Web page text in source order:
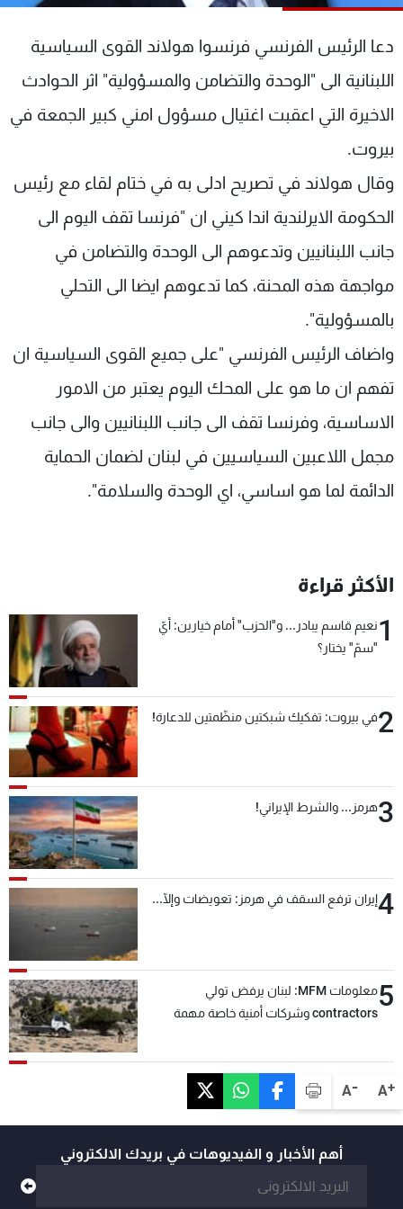
A+
A-
دعا الرئيس الفرنسي فرنسوا هولاند القوى السياسية
اللبنانية الى "الوحدة والتضامن والمسؤولية" اثر الحوادث
الاخيرة التي اعقبت اغتيال مسؤول امني كبير الجمعة في
بيروت.
وقال هولاند في تصريح ادلى به في ختام لقاء مع رئيس
الحكومة الايرلندية اندا كيني ان "فرنسا تقف اليوم الى
جانب اللبنانيين وتدعوهم الى الوحدة والتضامن في
مواجهة هذه المحنة، كما تدعوهم ايضا الى التحلي
بالمسؤولية".
واضاف الرئيس الفرنسي "على جميع القوى السياسية ان
تفهم ان ما هو على المحك اليوم يعتبر من الامور
الاساسية، وفرنسا تقف الى جانب اللبنانيين والى جانب
مجمل اللاعبين السياسيين في لبنان لضمان الحماية
الدائمة لما هو اساسي، اي الوحدة والسلامة".
الأكثر قراءة
1نعيم قاسم يبادر... و"الحزب" أمام خيارين: أيّ
"سمّ" يختار؟
2في بيروت: تفكيك شبكتين منظّمتين للدعارة!
3هرمز... والشرط الإيراني!
4إيران ترفع السقف في هرمز: تعويضات وإلّا...
5
معلومات MFM: لبنان يرفض تولي
contractors وشركات أمنية خاصة مهمة
أهم الأخبار و الفيديوهات في بريدك الالكتروني
الترددات
الإنـتـاج
تواصل معنا